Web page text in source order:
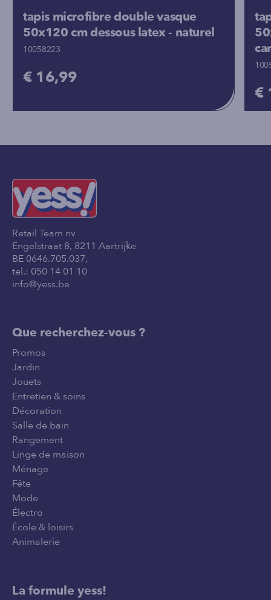
tapis microfibre double vasque
50x120 cm dessous latex - naturel
10058223
€ 16,99
€
Retail Team nv
Engelstraat 8, 8211 Aartrijke
BE 0646.705.037,
tel.: 050 14 01 10
info@yess.be
Que recherchez-vous ?
Promos
Jardin
Jouets
Entretien & soins
Décoration
Salle de bain
Rangement
Linge de maison
Ménage
Fête
Mode
Électro
École & loisirs
Animalerie
La formule yess!